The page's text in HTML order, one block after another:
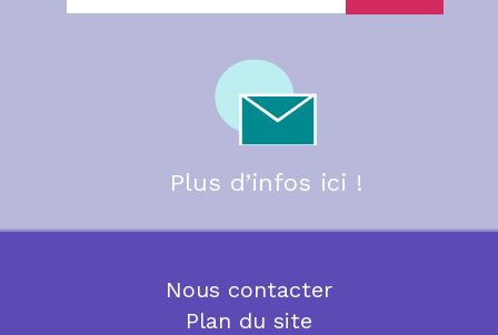
Plus d’infos ici !
Nous contacter
Plan du site